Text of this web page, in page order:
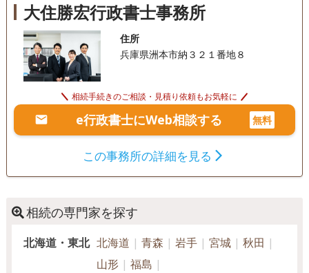
大住勝宏行政書士事務所
住所
兵庫県洲本市納３２１番地８
相続手続きのご相談・見積り依頼もお気軽に
e行政書士にWeb相談する 無料
この事務所の詳細を見る
相続の専門家を探す
北海道・東北 北海道 青森 岩手 宮城
秋田
山形
福島